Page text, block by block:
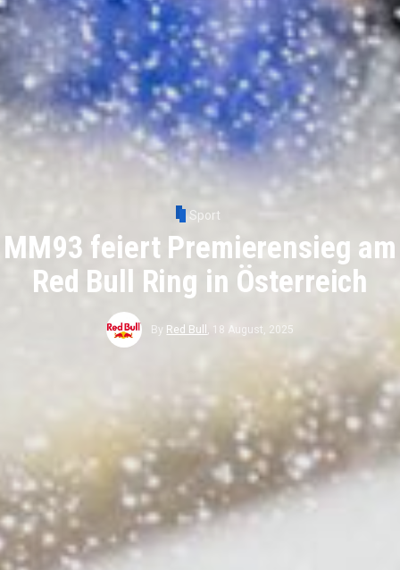
Sport
MM93 feiert Premierensieg am
Red Bull Ring in Österreich
By Red Bull 18 August, 2025